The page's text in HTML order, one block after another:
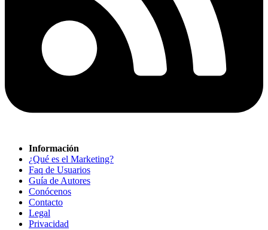
Información
¿Qué es el Marketing?
Faq de Usuarios
Guía de Autores
Conócenos
Contacto
Legal
Privacidad